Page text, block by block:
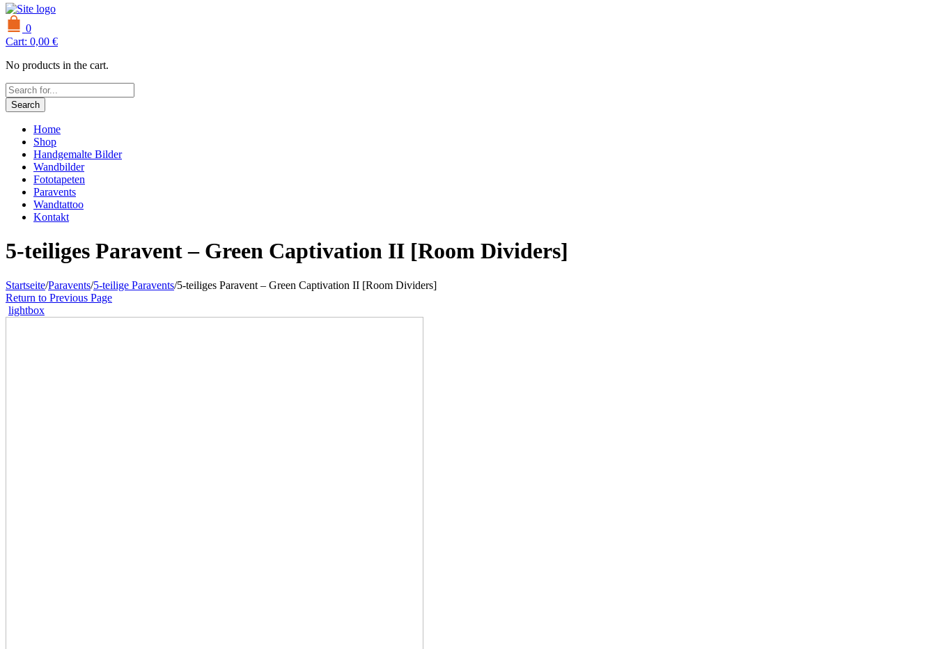
0
Cart: 0,00 €
No products in the cart.
Search
Home
Shop
Handgemalte Bilder
Wandbilder
Fototapeten
Paravents
Wandtattoo
Kontakt
5-teiliges Paravent – Green Captivation II [Room Dividers]
Startseite/Paravents/5-teilige Paravents/5-teiliges Paravent – Green Captivation II [Room Dividers]
Return to Previous Page
lightbox